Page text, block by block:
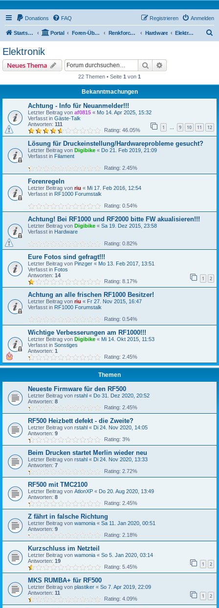
Donations FAQ Anmelden
Registrieren
Startseite Portal Foren-Übersicht Renkforce RF500 Forum Hardware Elektronik
Elektronik
Neues Thema Suche
22 Themen • Seite 1 von 1
Bekanntmachungen
Achtung - Info für Neuanmelder!!!
Letzter Beitrag von af0815 « Mo 14. Apr 2025, 15:32
Verfasst in Gäste-Talk
Antworten: 111 1 … 9 10 11 12
Rating: 46.05%
Lösung für Druckeinstellung/Hardwareprobleme gesucht?
Letzter Beitrag von Digibike « Do 21. Feb 2019, 21:09
Verfasst in Filament
Rating: 2.45%
Forenregeln
Letzter Beitrag von riu « Mi 17. Feb 2016, 12:54
Verfasst in RF1000 Forumstalk
Rating: 0.54%
Achtung! Bei RF1000 und RF2000 bitte FW akualisieren!!!
Letzter Beitrag von Digibike « Sa 19. Dez 2015, 23:58
Verfasst in Hardware
Rating: 0.82%
Eure Fotos sind gefragt!!!
Letzter Beitrag von Pinzger « Mo 13. Feb 2017, 13:51
Verfasst in Fotos
Antworten: 14 1 2
Rating: 8.17%
Achtung an alle frischen RF1000 Besitzer!
Letzter Beitrag von riu « Fr 27. Nov 2015, 16:47
Verfasst in RF1000 Forumstalk
Rating: 0.54%
Wichtige Verbesserungen am RF1000!!!
Letzter Beitrag von Digibike « Mi 14. Okt 2015, 11:53
Verfasst in Sonstiges
Antworten: 1
Rating: 2.45%
Themen
Neueste Firmware für den RF500
Letzter Beitrag von rstahl « Do 31. Dez 2020, 20:52
Antworten: 8
Rating: 2.45%
RF500 Heizbett defekt - die Zweite?
Letzter Beitrag von rstahl « Di 24. Nov 2020, 14:05
Antworten: 9
Rating: 3%
Beim Drucken startet Merlin wieder neu
Letzter Beitrag von rstahl « Di 24. Nov 2020, 13:33
Antworten: 7
Rating: 2.72%
RF500 mit TMC2100
Letzter Beitrag von AtlonXP « Do 20. Aug 2020, 13:49
Antworten: 8
Rating: 2.45%
Z fährt in falsche Richtung
Letzter Beitrag von wamonia « Sa 11. Jan 2020, 00:51
Antworten: 9
Rating: 2.18%
Kurzschluss im Netzteil
Letzter Beitrag von wamonia « So 5. Jan 2020, 03:14
Antworten: 19 1 2
Rating: 5.45%
MKS RUMBA+ für RF500
Letzter Beitrag von plastiker « So 7. Apr 2019, 22:09
Antworten: 11 1 2
Rating: 4.09%